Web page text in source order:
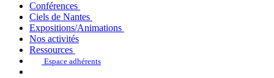
Conférences
Ciels de Nantes
Expositions/Animations
Nos activités
Ressources
Espace adhérents